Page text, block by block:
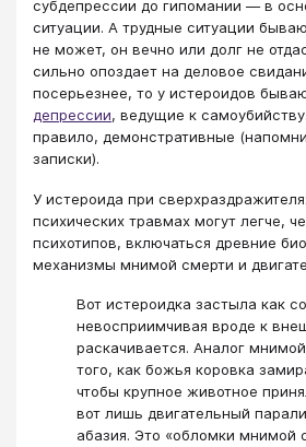
субдепрессии до гипомании — в
ситуации. А трудные ситуации
не может, он вечно или долг не
сильно опоздает на деловое
посерьезнее, то у истероидов
депрессии, ведущие к
правило, демонстративные
записки).
У истероида при
психических травмах могут легче,
психотипов, включаться древние
механизмы мнимой смерти и
Вот истероидка застыла как
невосприимчивая вроде к
раскачивается. Аналог
того, как божья коровка
чтобы крупное животное
вот лишь двигательный
абазия. Это «обломки мнимой